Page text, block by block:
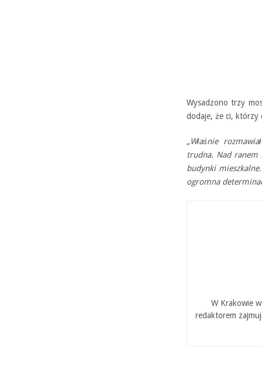
Wysadzono trzy
dodaje, że ci, którzy
„Właśnie
trudna. Nad ranem
budynki
ogromna
W Krakowie
redaktorem